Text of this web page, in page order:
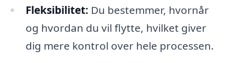
Fleksibilitet: Du bestemmer, hvornår
og hvordan du vil flytte, hvilket giver
dig mere kontrol over hele processen.